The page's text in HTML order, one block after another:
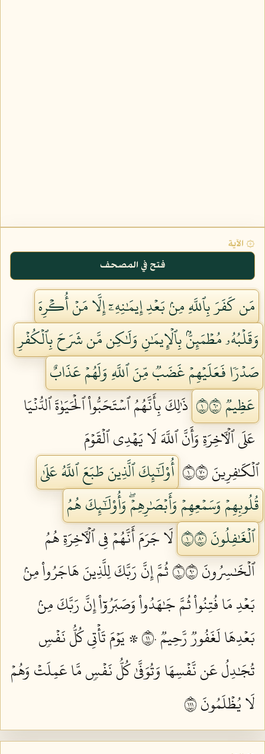
۞ الآية
فتح في المصحف
مَن كَفَرَ بِٱللَّهِ مِنۢ بَعۡدِ إِيمَٰنِهِۦٓ إِلَّا مَنۡ أُكۡرِهَ
وَقَلۡبُهُۥ مُطۡمَئِنُّۢ بِٱلۡإِيمَٰنِ وَلَٰكِن مَّن شَرَحَ بِٱلۡكُفۡرِ
صَدۡرٗا فَعَلَيۡهِمۡ غَضَبٞ مِّنَ ٱللَّهِ وَلَهُمۡ عَذَابٌ
عَظِيمٞ ١٠٦
ذَٰلِكَ بِأَنَّهُمُ ٱسۡتَحَبُّواْ ٱلۡحَيَوٰةَ ٱلدُّنۡيَا
عَلَى ٱلۡأٓخِرَةِ وَأَنَّ ٱللَّهَ لَا يَهۡدِي ٱلۡقَوۡمَ
ٱلۡكَٰفِرِينَ ١٠٧
أُوْلَٰٓئِكَ ٱلَّذِينَ طَبَعَ ٱللَّهُ عَلَىٰ
قُلُوبِهِمۡ وَسَمۡعِهِمۡ وَأَبۡصَٰرِهِمۡۖ وَأُوْلَٰٓئِكَ هُمُ
ٱلۡغَٰفِلُونَ ١٠٨
لَا جَرَمَ أَنَّهُمۡ فِي ٱلۡأٓخِرَةِ هُمُ
ٱلۡخَٰسِرُونَ ١٠٩
ثُمَّ إِنَّ رَبَّكَ لِلَّذِينَ هَاجَرُواْ مِنۢ
بَعۡدِ مَا فُتِنُواْ ثُمَّ جَٰهَدُواْ وَصَبَرُوٓاْ إِنَّ رَبَّكَ مِنۢ
بَعۡدِهَا لَغَفُورٞ رَّحِيمٞ ١١٠
۞ يَوۡمَ تَأۡتِي كُلُّ نَفۡسٖ
تُجَٰدِلُ عَن نَّفۡسِهَا وَتُوَفَّىٰ كُلُّ نَفۡسٖ مَّا عَمِلَتۡ وَهُمۡ
لَا يُظۡلَمُونَ ١١١